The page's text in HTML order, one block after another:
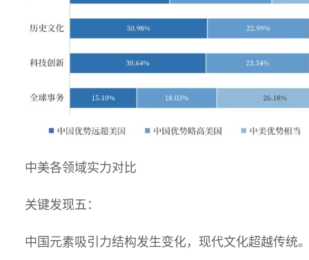
中美各领域实力对比
关键发现五：
中国元素吸引力结构发生变化，现代文化超越传统